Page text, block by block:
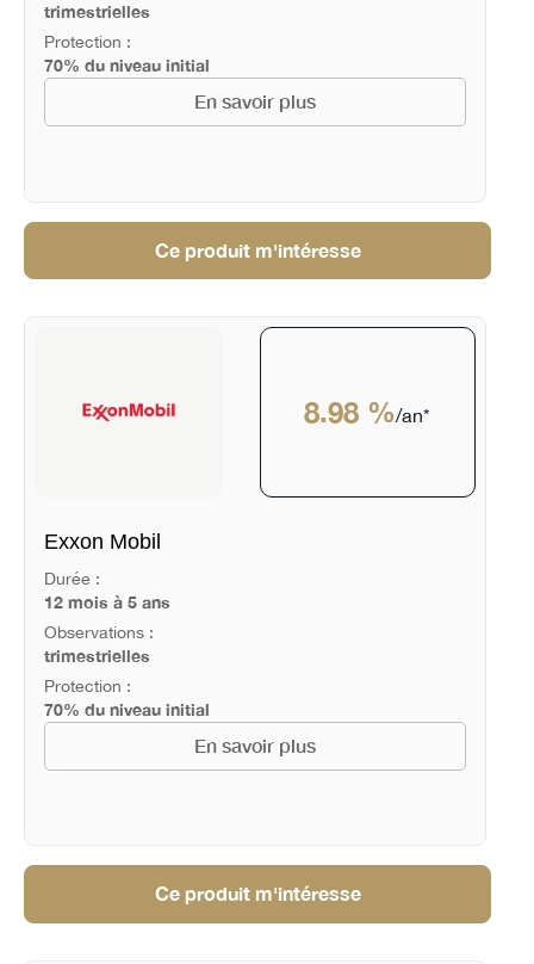
trimestrielles
Protection :
70% du niveau initial
En savoir plus
Ce produit m'intéresse
8.98 %/an*
Exxon Mobil
Durée :
12 mois à 5 ans
Observations :
trimestrielles
Protection :
70% du niveau initial
En savoir plus
Ce produit m'intéresse